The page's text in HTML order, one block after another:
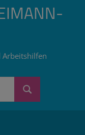
Arbeitshilfen
Suchen